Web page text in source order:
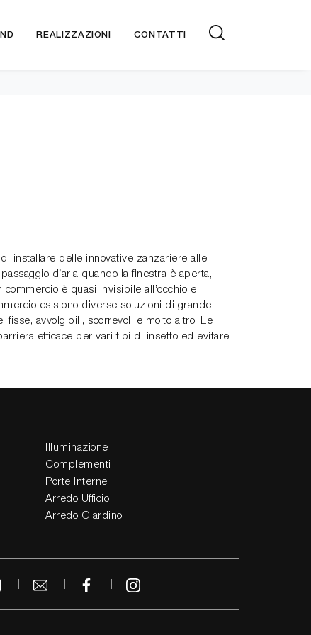
REALIZZAZIONI CONTATTI
installare delle innovative zanzariere alle
d’aria quando la finestra è aperta,
è quasi invisibile all’occhio e
esistono diverse soluzioni di grande
avvolgibili, scorrevoli e molto altro. Le
efficace per vari tipi di insetto ed evitare
Illuminazione
Complementi
Porte Interne
Arredo Ufficio
Arredo Giardino